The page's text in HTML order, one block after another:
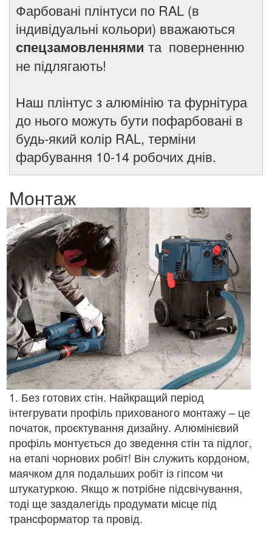
Фарбовані плінтуси по RAL (в
індивідуальні кольори) вважаються
спецзамовленнями та поверненню
не підлягають!
Наш плінтус з алюмінію та фурнітура
до нього можуть бути пофарбовані в
будь-який колір RAL, терміни
фарбування 10-14 робочих днів.
Монтаж
1. Без готових стін. Найкращий період
інтегрувати профіль прихованого монтажу – це
початок, проєктування дизайну. Алюмінієвий
профіль монтується до зведення стін та підлог,
на етапі чорнових робіт! Він служить кордоном,
маячком для подальших робіт із гіпсом чи
штукатуркою. Якщо ж потрібне підсвічування,
тоді ще заздалегідь продумати місце під
трансформатор та провід.